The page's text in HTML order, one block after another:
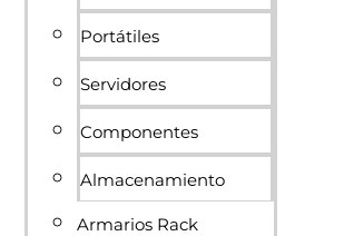
Portátiles
Servidores
Componentes
Almacenamiento
Armarios Rack